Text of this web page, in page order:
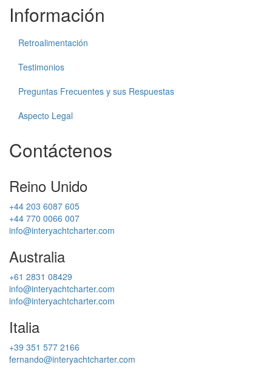
Información
Retroalimentación
Testimonios
Preguntas Frecuentes y sus Respuestas
Aspecto Legal
Contáctenos
Reino Unido
+44 203 6087 605
+44 770 0066 007
info@interyachtcharter.com
Australia
+61 2831 08429
info@interyachtcharter.com
info@interyachtcharter.com
Italia
+39 351 577 2166
fernando@interyachtcharter.com